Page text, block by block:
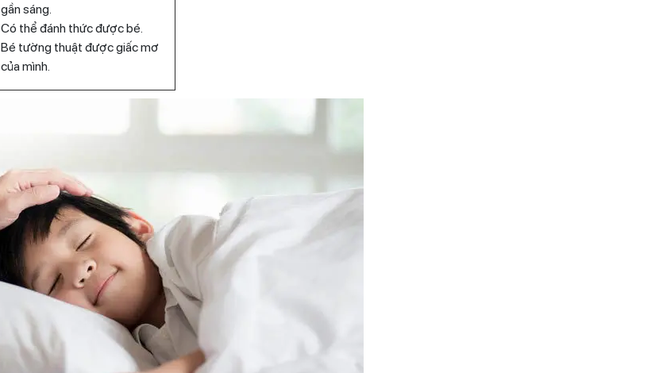
gần sáng.
Có thể đánh thức được bé.
Bé tường thuật được giấc mơ
của mình.